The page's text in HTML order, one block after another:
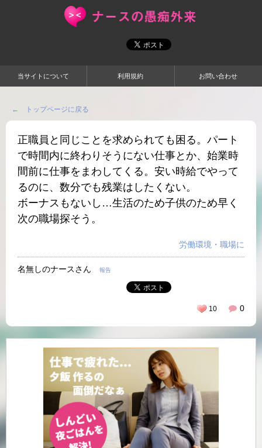
当サイトについて 利用規約 お問い合わせ
← トップページに戻る
正職員と同じことを求められても困る。パート
で時間内に終わりそうにない仕事とか、始業時
間前に仕事をまわしてくる。安い時給でやって
るのに、数分でも残業はしたくない。
ボーナスもないし…生活のため子供のため早く
次の職場探そう。
労働環境・職場に
名無しのナースさん 報告
0
10